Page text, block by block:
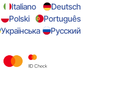
Italiano
Deutsch
Polski
Português
Українська
Русский